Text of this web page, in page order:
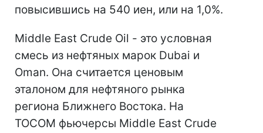
повысившись на 540 иен, или на 1,0%.
Middle East Crude Oil - это условная
смесь из нефтяных марок Dubai и
Oman. Она считается ценовым
эталоном для нефтяного рынка
региона Ближнего Востока. На
TOCOM фьючерсы Middle East Crude